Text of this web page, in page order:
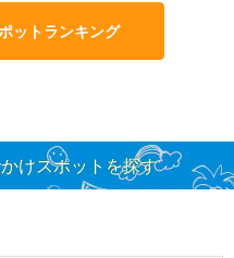
ットランキング
けスポットを探す